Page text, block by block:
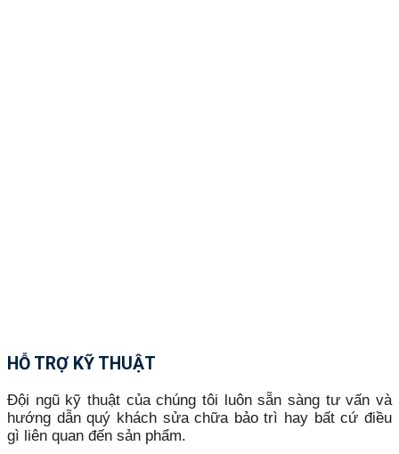
HỖ TRỢ KỸ THUẬT
Đội ngũ kỹ thuật của chúng tôi luôn sẵn sàng tư vấn và
hướng dẫn quý khách sửa chữa bảo trì hay bất cứ điều
gì liên quan đến sản phẩm.